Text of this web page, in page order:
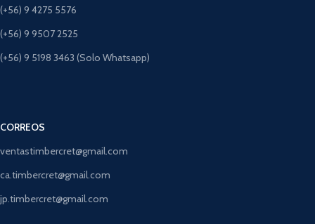
(+56) 9 4275 5576
(+56) 9 9507 2525
(+56) 9 5198 3463 (Solo Whatsapp)
CORREOS
ventastimbercret@gmail.com
ca.timbercret@gmail.com
jp.timbercret@gmail.com